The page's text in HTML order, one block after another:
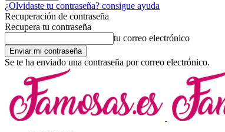
¿Olvidaste tu contraseña? consigue ayuda
Recuperación de contraseña
Recupera tu contraseña
tu correo electrónico
Se te ha enviado una contraseña por correo electrónico.